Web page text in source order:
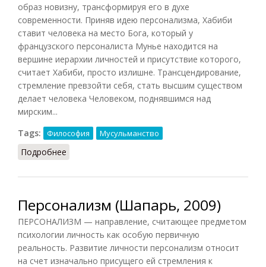
образ новизну, трансформируя его в духе
современности. Приняв идею персонализма, Хабиби
ставит человека на место Бога, который у
французского персоналиста Мунье находится на
вершине иерархии личностей и присутствие которого,
считает Хабиби, просто излишне. Трансцендирование,
стремление превзойти себя, стать высшим существом
делает человека Человеком, поднявшимся над
мирским...
Tags:
Философия Мусульманство
Подробнее
Персонализм (Шапарь, 2009)
ПЕРСОНАЛИЗМ — направление, считающее предметом
психологии личность как особую первичную
реальность. Развитие личности персонализм относит
на счет изначально присущего ей стремления к